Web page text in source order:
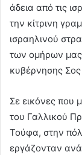
άδεια από τις
την κίτρινη
ισραηλινού
των ομήρων
κυβέρνησης
Σε εικόνες που
του Γαλλικού
Τούφα, στην
εργάζονταν